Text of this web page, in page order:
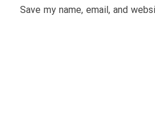
Save my name, email, and